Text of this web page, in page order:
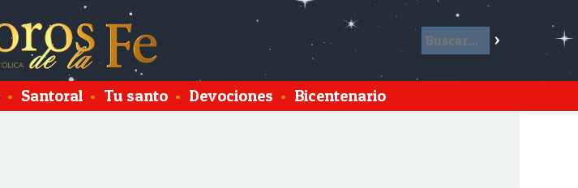
• Santoral • Tu santo • Devociones • Bicentenario